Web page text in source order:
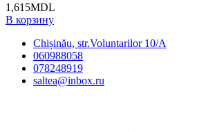
1,615MDL
В корзину
Chișinău, str.Voluntarilor 10/A
060988058
078248919
saltea@inbox.ru